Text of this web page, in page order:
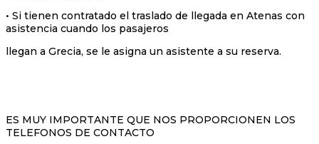
• Si tienen contratado el traslado de llegada en Atenas con
asistencia cuando los pasajeros
llegan a Grecia, se le asigna un asistente a su reserva.
ES MUY IMPORTANTE QUE NOS PROPORCIONEN LOS
TELEFONOS DE CONTACTO